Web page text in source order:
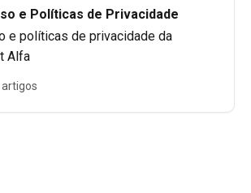
e Políticas de Privacidade
e políticas de privacidade da
Alfa
artigos